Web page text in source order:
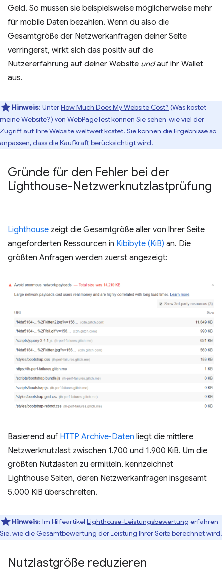
Geld. So müssen sie beispielsweise möglicherweise mehr
für mobile Daten bezahlen. Wenn du also die
Gesamtgröße der Netzwerkanfragen deiner Seite
verringerst, wirkt sich das positiv auf die
Nutzererfahrung auf deiner Website undauf ihr Wallet
aus.
Hinweis: UnterHow Much Does My Website Cost? (Was kostet
meine Website?) von WebPageTest können Sie sehen, wie viel der
Zugriff auf Ihre Website weltweit kostet. Sie können die Ergebnisse so
anpassen, dass die Kaufkraft berücksichtigt wird.
Gründe für den Fehler bei der
Lighthouse-Netzwerknutzlastprüfung
Lighthouse zeigt die Gesamtgröße aller von Ihrer Seite
angeforderten Ressourcen in Kibibyte (KiB) an. Die
größten Anfragen werden zuerst angezeigt:
Basierend auf HTTP Archive-Daten liegt die mittlere
Netzwerknutzlast zwischen 1.700 und 1.900 KiB. Um die
größten Nutzlasten zu ermitteln, kennzeichnet
Lighthouse Seiten, deren Netzwerkanfragen insgesamt
5.000 KiB überschreiten.
Hinweis: Im Hilfeartikel Lighthouse-Leistungsbewertung erfahren
Sie, wie die Gesamtbewertung der Leistung Ihrer Seite berechnet wird.
Nutzlastgröße reduzieren